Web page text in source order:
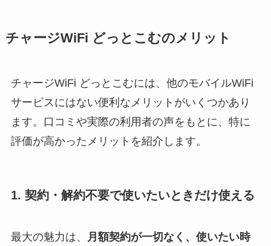
チャージWiFi どっとこむのメリット
チャージWiFi どっとこむには、他のモバイルWiFi
サービスにはない便利なメリットがいくつかあり
ます。口コミや実際の利用者の声をもとに、特に
評価が高かったメリットを紹介します。
1. 契約・解約不要で使いたいときだけ使える
最大の魅力は、 月額契約が一切なく、使いたい時